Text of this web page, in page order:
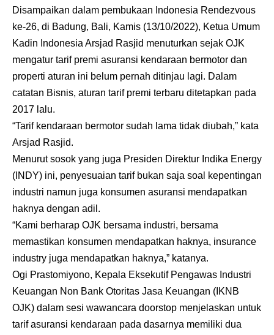
Disampaikan dalam pembukaan Indonesia Rendezvous
ke-26, di Badung, Bali, Kamis (13/10/2022), Ketua Umum
Kadin Indonesia Arsjad Rasjid menuturkan sejak OJK
mengatur tarif premi asuransi kendaraan bermotor dan
properti aturan ini belum pernah ditinjau lagi. Dalam
catatan Bisnis, aturan tarif premi terbaru ditetapkan pada
2017 lalu.
“Tarif kendaraan bermotor sudah lama tidak diubah,” kata
Arsjad Rasjid.
Menurut sosok yang juga Presiden Direktur Indika Energy
(INDY) ini, penyesuaian tarif bukan saja soal kepentingan
industri namun juga konsumen asuransi mendapatkan
haknya dengan adil.
“Kami berharap OJK bersama industri, bersama
memastikan konsumen mendapatkan haknya, insurance
industry juga mendapatkan haknya,” katanya.
Ogi Prastomiyono, Kepala Eksekutif Pengawas Industri
Keuangan Non Bank Otoritas Jasa Keuangan (IKNB
OJK) dalam sesi wawancara doorstop menjelaskan untuk
tarif asuransi kendaraan pada dasarnya memiliki dua